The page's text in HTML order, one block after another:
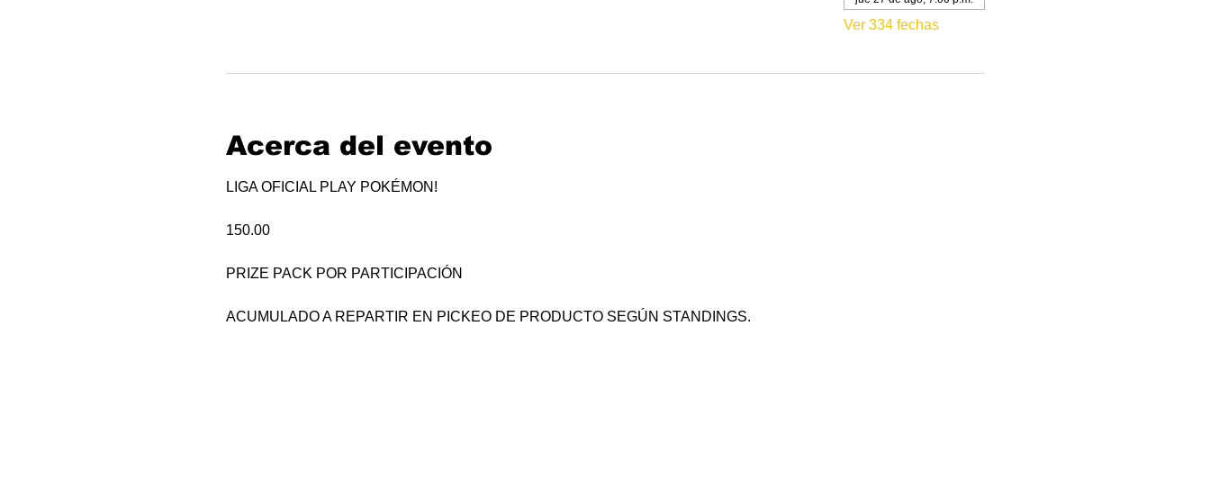
Ver 334 fechas
Acerca del evento
LIGA OFICIAL PLAY POKÉMON!
150.00
PRIZE PACK POR PARTICIPACIÓN
ACUMULADO A REPARTIR EN PICKEO DE PRODUCTO SEGÚN STANDINGS.